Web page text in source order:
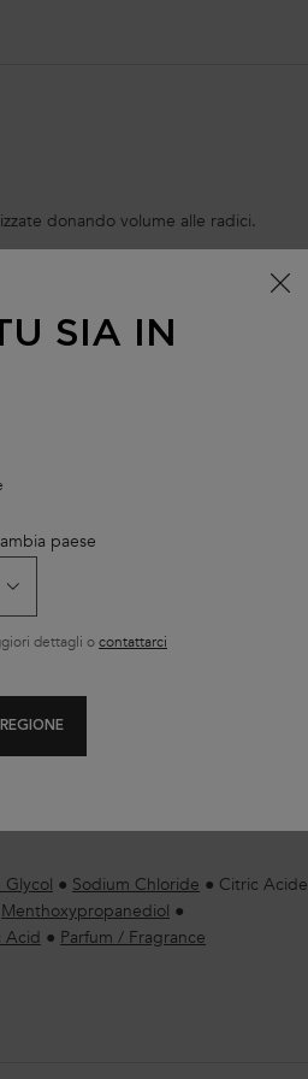
donando volume alle radici.
in eccesso
Glycol ● Sodium Chloride ● Citric Acide
Menthoxypropanediol ●
Acid ● Parfum / Fragrance
SIA IN
paese
dettagli ocontattarci